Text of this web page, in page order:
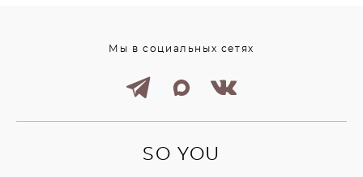
Мы в социальных сетях
SO YOU